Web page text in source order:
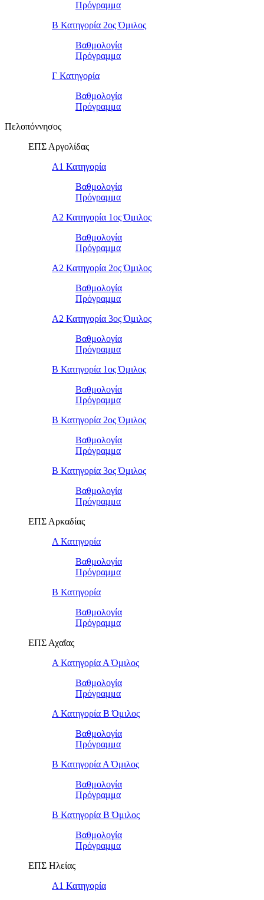
Πρόγραμμα
Β Κατηγορία 2ος Όμιλος
Βαθμολογία
Πρόγραμμα
Γ Κατηγορία
Βαθμολογία
Πρόγραμμα
Πελοπόννησος
ΕΠΣ Αργολίδας
Α1 Κατηγορία
Βαθμολογία
Πρόγραμμα
Α2 Κατηγορία 1ος Όμιλος
Βαθμολογία
Πρόγραμμα
Α2 Κατηγορία 2ος Όμιλος
Βαθμολογία
Πρόγραμμα
Α2 Κατηγορία 3ος Όμιλος
Βαθμολογία
Πρόγραμμα
Β Κατηγορία 1ος Όμιλος
Βαθμολογία
Πρόγραμμα
Β Κατηγορία 2ος Όμιλος
Βαθμολογία
Πρόγραμμα
Β Κατηγορία 3ος Όμιλος
Βαθμολογία
Πρόγραμμα
ΕΠΣ Αρκαδίας
Α Κατηγορία
Βαθμολογία
Πρόγραμμα
Β Κατηγορία
Βαθμολογία
Πρόγραμμα
ΕΠΣ Αχαΐας
Α Κατηγορία Α Όμιλος
Βαθμολογία
Πρόγραμμα
Α Κατηγορία Β Όμιλος
Βαθμολογία
Πρόγραμμα
Β Κατηγορία Α Όμιλος
Βαθμολογία
Πρόγραμμα
Β Κατηγορία Β Όμιλος
Βαθμολογία
Πρόγραμμα
ΕΠΣ Ηλείας
Α1 Κατηγορία